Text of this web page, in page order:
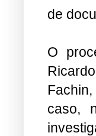
de
O
caso,